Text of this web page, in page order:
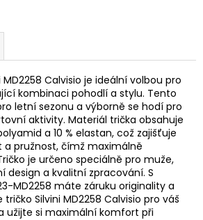
MD2258 Calvisio je ideální volbou pro
kombinaci pohodlí a stylu. Tento
letní sezonu a výborně se hodí pro
aktivity. Materiál trička obsahuje
a 10 % elastan, což zajišťuje
a pružnost, čímž maximálně
je určeno speciálně pro muže,
design a kvalitní zpracování. S
MD2258 máte záruku originality a
Silvini MD2258 Calvisio pro váš
užijte si maximální komfort při